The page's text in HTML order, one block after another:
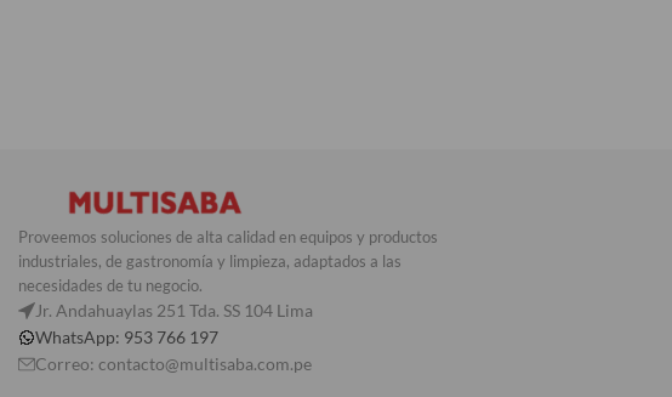
Proveemos soluciones de alta calidad en equipos y productos
industriales, de gastronomía y limpieza, adaptados a las
necesidades de tu negocio.
Jr. Andahuaylas 251 Tda. SS 104 Lima
WhatsApp: 953 766 197
Correo: contacto@multisaba.com.pe